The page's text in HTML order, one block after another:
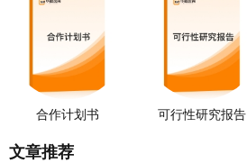
合作计划书 可行性研究报告
文章推荐